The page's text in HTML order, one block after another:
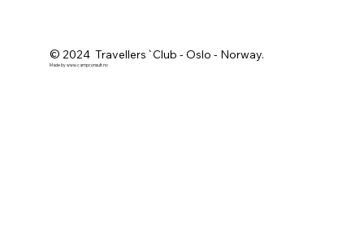
© 2024 Travellers`Club - Oslo - Norway.
Made bywww.campconsult.no